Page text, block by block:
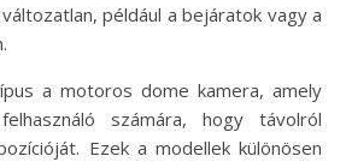
például a bejáratok vagy a
a motoros dome kamera, amely
számára, hogy távolról
Ezek a modellek különösen